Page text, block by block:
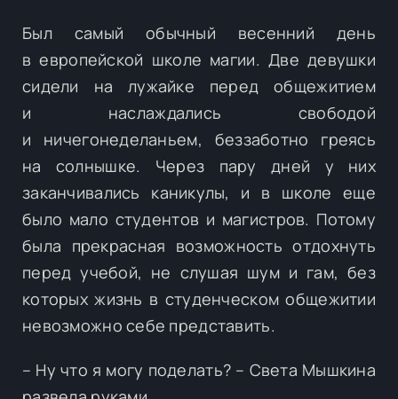
Был самый обычный весенний день
в европейской школе магии. Две девушки
сидели на лужайке перед общежитием
и наслаждались свободой
и ничегонеделаньем, беззаботно греясь
на солнышке. Через пару дней у них
заканчивались каникулы, и в школе еще
было мало студентов и магистров. Потому
была прекрасная возможность отдохнуть
перед учебой, не слушая шум и гам, без
которых жизнь в студенческом общежитии
невозможно себе представить.
– Ну что я могу поделать? – Света Мышкина